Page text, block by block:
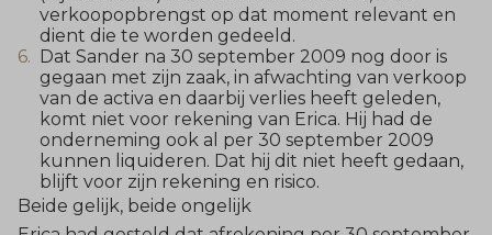
verkoopopbrengst op dat moment relevant en
dient die te worden gedeeld.
Dat Sander na 30 september 2009 nog door is
gegaan met zijn zaak, in afwachting van verkoop
van de activa en daarbij verlies heeft geleden,
komt niet voor rekening van Erica. Hij had de
onderneming ook al per 30 september 2009
kunnen liquideren. Dat hij dit niet heeft gedaan,
blijft voor zijn rekening en risico.
Beide gelijk, beide ongelijk